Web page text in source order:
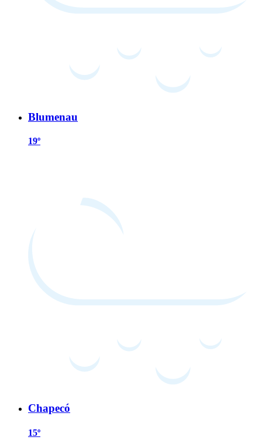
Blumenau
19º
Chapecó
15º